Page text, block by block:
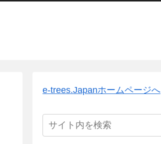
e-trees.Japanホームページへ